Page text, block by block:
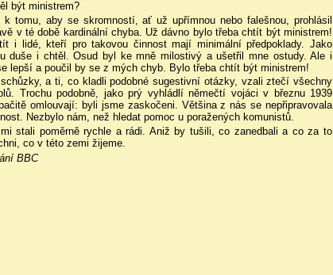
být ministrem?
tomu, aby se skromností, ať už upřímnou nebo falešnou, prohlásil
v té době kardinální chyba. Už dávno bylo třeba chtít být ministrem!
i lidé, kteří pro takovou činnost mají minimální předpoklady. Jako
duše i chtěl. Osud byl ke mně milostivý a ušetřil mne ostudy. Ale i
lepší a poučil by se z mých chyb. Bylo třeba chtít být ministrem!
a ti, co kladli podobné sugestivní otázky, vzali ztečí všechny
Trochu podobně, jako prý vyhládlí němečtí vojáci v březnu 1939
omlouvají: byli jsme zaskočeni. Většina z nás se nepřipravovala
Nezbylo nám, než hledat pomoc u poražených komunistů.
stali poměrně rychle a rádi. Aniž by tušili, co zanedbali a co za to
co v této zemi žijeme.
BBC